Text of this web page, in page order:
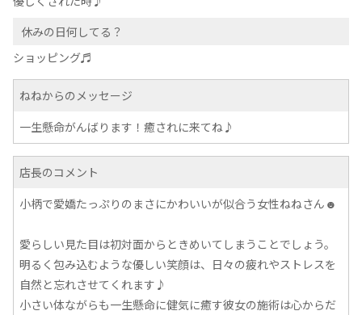
休みの日何してる？
ショッピング♬
ねねからのメッセージ
一生懸命がんばります！癒されに来てね♪
店長のコメント
小柄で愛嬌たっぷりのまさにかわいいが似合う女性ねねさん☻
愛らしい見た目は初対面からときめいてしまうことでしょう。
明るく包み込むような優しい笑顔は、日々の疲れやストレスを
自然と忘れさせてくれます♪
小さい体ながらも一生懸命に健気に癒す彼女の施術は心からだ